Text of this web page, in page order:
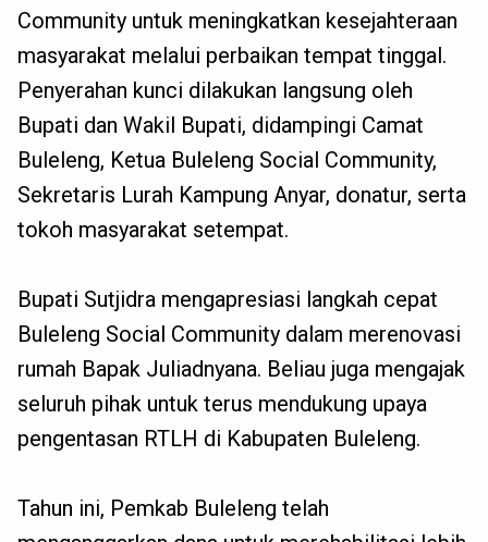
Community untuk meningkatkan kesejahteraan
masyarakat melalui perbaikan tempat tinggal.
Penyerahan kunci dilakukan langsung oleh
Bupati dan Wakil Bupati, didampingi Camat
Buleleng, Ketua Buleleng Social Community,
Sekretaris Lurah Kampung Anyar, donatur, serta
tokoh masyarakat setempat.
Bupati Sutjidra mengapresiasi langkah cepat
Buleleng Social Community dalam merenovasi
rumah Bapak Juliadnyana. Beliau juga mengajak
seluruh pihak untuk terus mendukung upaya
pengentasan RTLH di Kabupaten Buleleng.
Tahun ini, Pemkab Buleleng telah